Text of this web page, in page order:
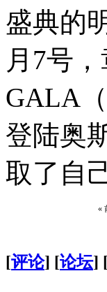
盛典的
月7号
GALA
登陆奥
取了自
«
[评论] [论坛] [